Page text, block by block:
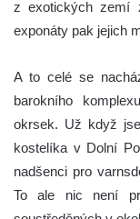
z exotických zemí
exponáty pak jejich
A to celé se
barokního
okrsek. Už když
kostelíka v Dolní
nadšenci pro
To ale nic není